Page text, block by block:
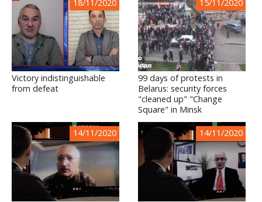
18/11/2020
Victory indistinguishable
from defeat
15/11/2020
99 days of protests in
Belarus: security forces
"cleaned up" "Change
Square" in Minsk
14/11/2020 14/11/2020